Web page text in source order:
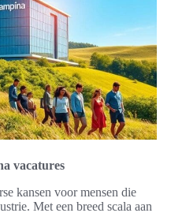
vacatures
kansen voor mensen die
Met een breed scala aan